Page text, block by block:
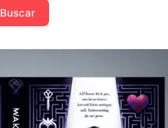
Buscar